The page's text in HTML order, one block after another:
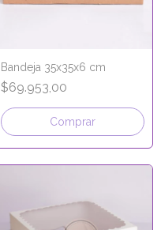
Bandeja 35x35x6 cm
$69.953,00
Comprar